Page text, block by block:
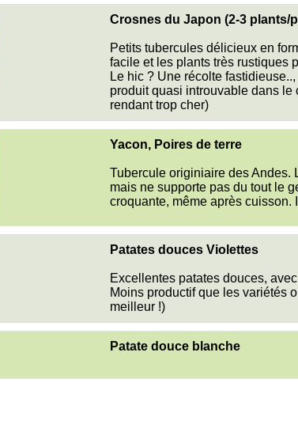
Crosnes du Japon (2-3 plants/
Petits tubercules délicieux en
facile et les plants très rustiques
Le hic ? Une récolte
produit quasi introuvable dans le
rendant trop cher)
Yacon, Poires de terre
Tubercule originiaire des Andes.
mais ne supporte pas du tout le
croquante, même après cuisson.
Patates douces Violettes
Excellentes patates douces,
Moins productif que les variétés
meilleur !)
Patate douce blanche